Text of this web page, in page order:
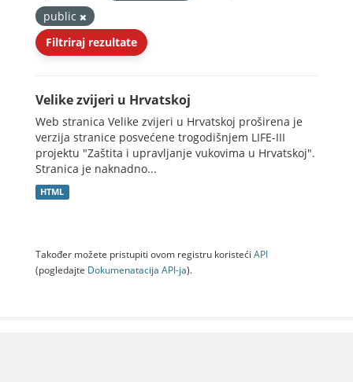
public
Filtriraj rezultate
Velike zvijeri u Hrvatskoj
Web stranica Velike zvijeri u Hrvatskoj proširena je
verzija stranice posvećene trogodišnjem LIFE-III
projektu "Zaštita i upravljanje vukovima u Hrvatskoj".
Stranica je naknadno...
HTML
Također možete pristupiti ovom registru koristeći API
(pogledajte Dokumenаtаcijа API-jа).